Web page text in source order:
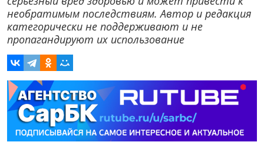
необратимым последствиям. Автор и редакция
категорически не поддерживают и не
пропагандируют их использование